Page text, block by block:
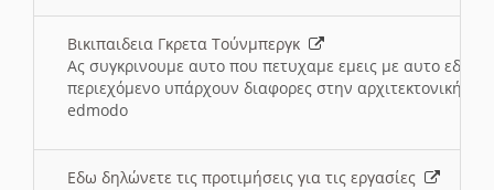
Βικιπαιδεια Γκρετα Τούνμπεργκ
Ας συγκρινουμε αυτο που πετυχαμε εμεις με αυτο εδω
περιεχόμενο υπάρχουν διαφορες στην αρχιτεκτονική
edmodo
Εδω δηλώνετε τις προτιμήσεις για τις εργασίες